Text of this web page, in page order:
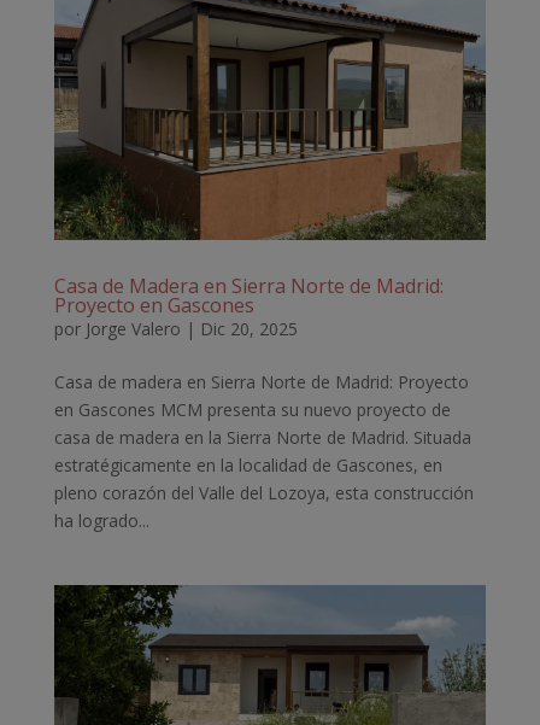
Casa de Madera en Sierra Norte de Madrid:
Proyecto en Gascones
por Jorge Valero | Dic 20, 2025
Casa de madera en Sierra Norte de Madrid: Proyecto
en Gascones MCM presenta su nuevo proyecto de
casa de madera en la Sierra Norte de Madrid. Situada
estratégicamente en la localidad de Gascones, en
pleno corazón del Valle del Lozoya, esta construcción
ha logrado...